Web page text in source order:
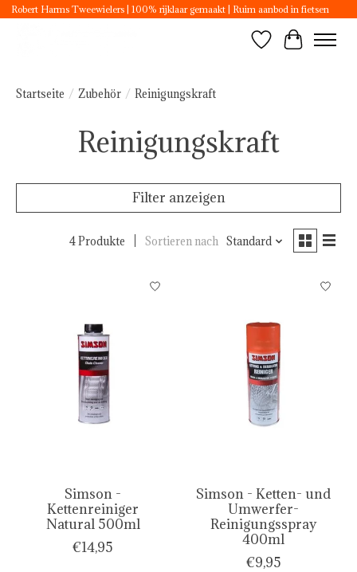
Robert Harms Tweewielers | 100% rijklaar gemaakt | Ruim aanbod in fietsen
Wunschzettel
Ihr
Startseite / Zubehör / Reinigungskraft
Reinigungskraft
Filter anzeigen
4 Produkte Sortieren nach Standard
Simson -
Kettenreiniger
Natural 500ml
€14,95
Simson - Ketten- und
Umwerfer-
Reinigungsspray
400ml
€9,95